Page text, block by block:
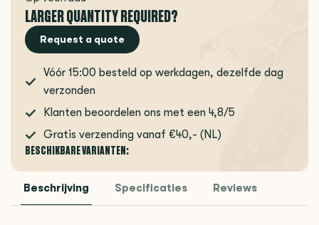
LARGER QUANTITY REQUIRED?
Request a quote
Vóór 15:00 besteld op werkdagen, dezelfde dag
verzonden
Klanten beoordelen ons met een 4,8/5
Gratis verzending vanaf €40,- (NL)
BESCHIKBARE VARIANTEN:
Beschrijving Specificaties Reviews